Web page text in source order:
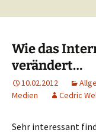
Wie das
verändert…
10.02.2012
Medien
Cedric
Sehr interessant